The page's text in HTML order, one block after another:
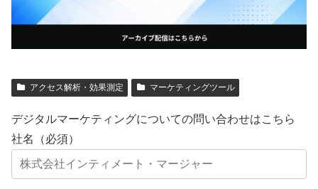
アクセス解析・効果測定 マーケティングツール
デジタルマーケティングについての問い合わせはこちら
社名（必須）